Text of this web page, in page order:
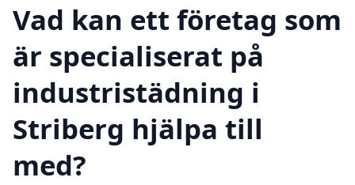
Vad kan ett företag som
är specialiserat på
industristädning i
Striberg hjälpa till
med?